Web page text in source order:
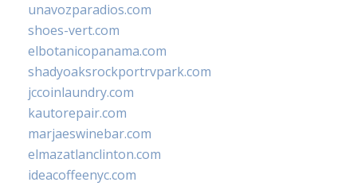
unavozparadios.com
shoes-vert.com
elbotanicopanama.com
shadyoaksrockportrvpark.com
jccoinlaundry.com
kautorepair.com
marjaeswinebar.com
elmazatlanclinton.com
ideacoffeenyc.com